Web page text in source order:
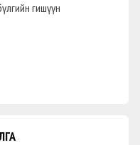
гишүүн